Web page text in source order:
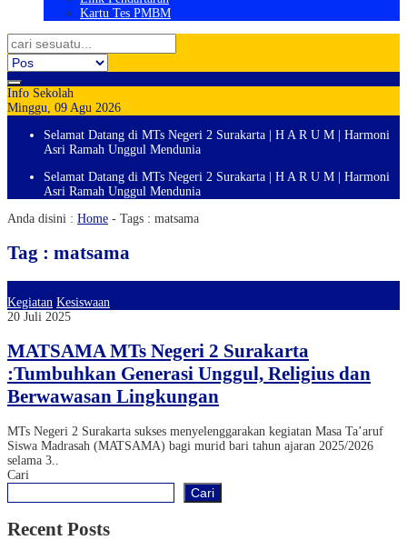
Kartu Tes PMBM
Info Sekolah
Minggu, 09 Agu 2026
Selamat Datang di MTs Negeri 2 Surakarta | H A R U M | Harmoni
Asri Ramah Unggul Mendunia
Selamat Datang di MTs Negeri 2 Surakarta | H A R U M | Harmoni
Asri Ramah Unggul Mendunia
Anda disini : Home - Tags : matsama
Tag : matsama
Kegiatan Kesiswaan
20 Juli 2025
MATSAMA MTs Negeri 2 Surakarta
:Tumbuhkan Generasi Unggul, Religius dan
Berwawasan Lingkungan
MTs Negeri 2 Surakarta sukses menyelenggarakan kegiatan Masa Ta’aruf
Siswa Madrasah (MATSAMA) bagi murid bari tahun ajaran 2025/2026
selama 3..
Cari
Cari
Recent Posts